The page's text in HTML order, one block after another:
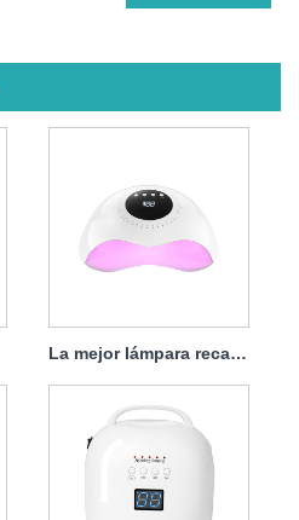
La mejor lámpara recargable para secador de uñas de 120 vatios